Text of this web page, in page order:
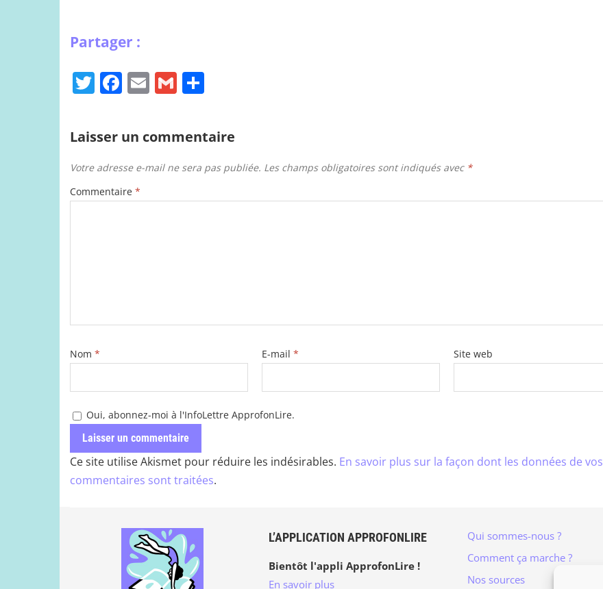
T
itt
er
F
c
e
b
o
E
ai
l
G
ai
l
ta
g
er
Laisser un commentaire
Votre adresse e-mail ne sera pas publiée. Les champs obligatoires sont indiqués avec *
Commentaire *
Nom * E-mail * Site web
Oui, abonnez-moi à l'InfoLettre ApprofonLire.
Ce site utilise Akismet pour réduire les indésirables. En savoir plus sur la façon dont les données de vos
commentaires sont traitées.
L’APPLICATION APPROFONLIRE
Bientôt l'appli ApprofonLire !
En savoir plus
Qui sommes-nous ?
Comment ça marche ?
Nos sources